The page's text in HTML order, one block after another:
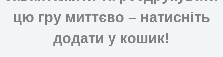
цю гру миттєво – натисніть
додати у кошик!